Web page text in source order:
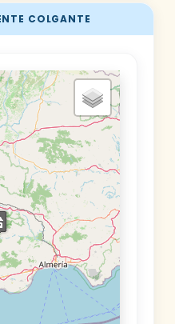
COLGANTE